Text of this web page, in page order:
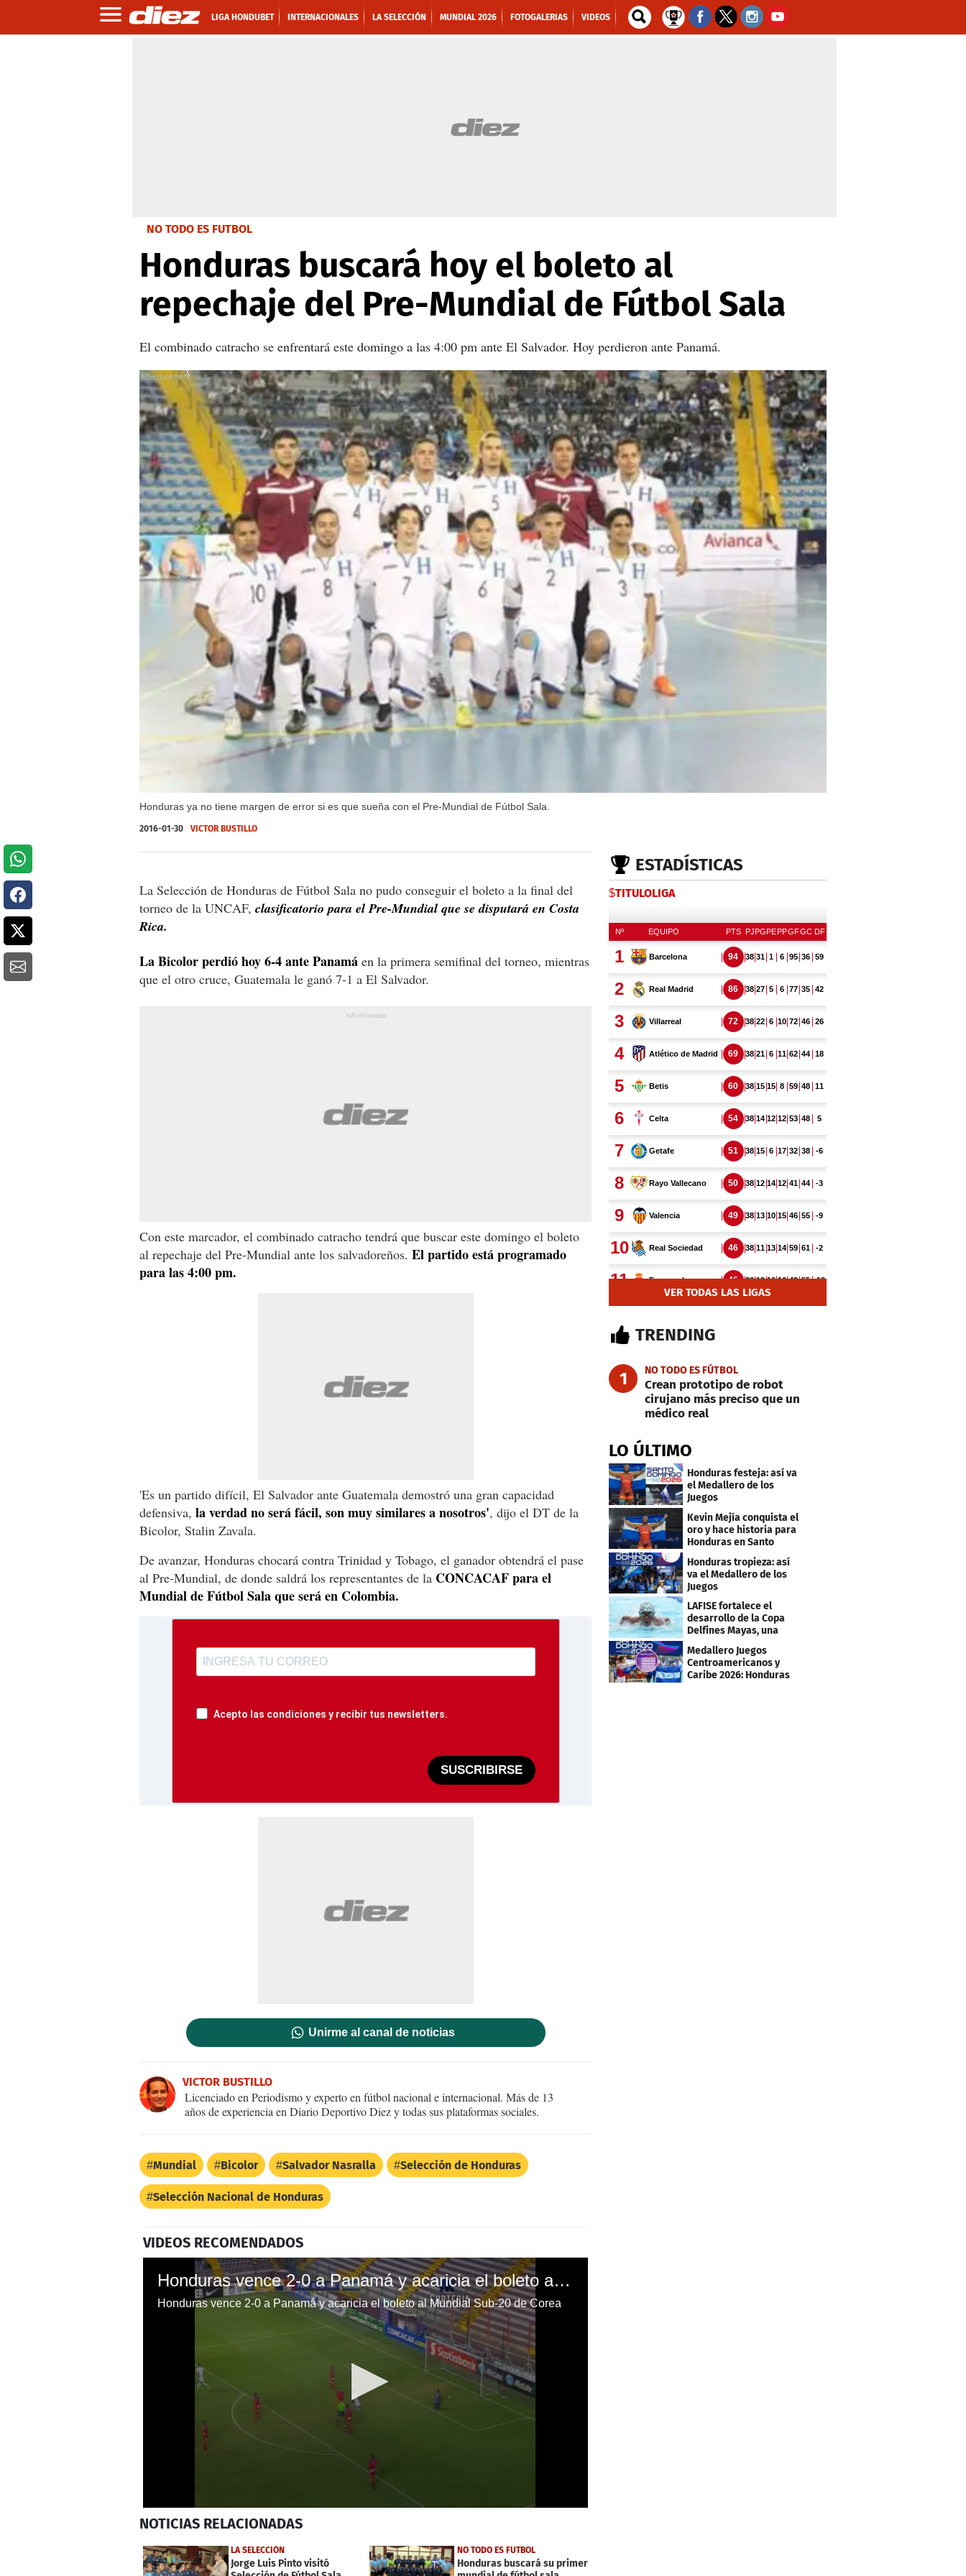
LIGA HONDUBET INTERNACIONALES LA SELECCIÓN MUNDIAL 2026 FOTOGALERIAS VIDEOS
NO TODO ES FUTBOL
Honduras buscará hoy el boleto al
repechaje del Pre-Mundial de Fútbol Sala
El combinado catracho se enfrentará este domingo a las 4:00 pm ante El Salvador. Hoy perdieron ante Panamá.
Honduras ya no tiene margen de error si es que sueña con el Pre-Mundial de Fútbol Sala.
X
2016-01-30 VICTOR BUSTILLO
La Selección de Honduras de Fútbol Sala no pudo conseguir el boleto a la final del
torneo de la UNCAF, clasificatorio para el Pre-Mundial que se disputará en Costa
Rica.
La Bicolor perdió hoy 6-4 ante Panamá en la primera semifinal del torneo, mientras
que el otro cruce, Guatemala le ganó 7-1 a El Salvador.
Con este marcador, el combinado catracho tendrá que buscar este domingo el boleto
al repechaje del Pre-Mundial ante los salvadoreños. El partido está programado
para las 4:00 pm.
'Es un partido difícil, El Salvador ante Guatemala demostró una gran capacidad
defensiva, la verdad no será fácil, son muy similares a nosotros', dijo el DT de la
Bicolor, Stalin Zavala.
De avanzar, Honduras chocará contra Trinidad y Tobago, el ganador obtendrá el pase
al Pre-Mundial, de donde saldrá los representantes de la CONCACAF para el
Mundial de Fútbol Sala que será en Colombia.
Acepto las condiciones y recibir tus newsletters.
SUSCRIBIRSE
Unirme al canal de noticias
VICTOR BUSTILLO
Licenciado en Periodismo y experto en fútbol nacional e internacional. Más de 13
años de experiencia en Diario Deportivo Diez y todas sus plataformas sociales.
Mundial Bicolor Salvador Nasralla Selección de Honduras
Selección Nacional de Honduras
VIDEOS RECOMENDADOS
Honduras vence 2-0 a Panamá y acaricia el boleto al Mundial Sub-20 de Corea
Honduras vence 2-0 a Panamá y acaricia el boleto al Mundial Sub-20 de Corea
seconds
1
minute,
14
NOTICIAS RELACIONADAS
LA SELECCIÓN
Jorge Luis Pinto visitó
NO TODO ES FUTBOL
Honduras buscará su primer
ESTADÍSTICAS
$TITULOLIGA
VER TODAS LAS LIGAS
TRENDING
1 NO TODO ES FÚTBOL
Crean prototipo de robot
cirujano más preciso que un
médico real
LO ÚLTIMO
Honduras festeja: así va
el Medallero de los
Juegos
Centroamericanos y
Caribe 2026
Kevin Mejía conquista el
oro y hace historia para
Honduras en Santo
Honduras tropieza: así
va el Medallero de los
Juegos
Centroamericanos y
Caribe 2026
LAFISE fortalece el
desarrollo de la Copa
Delfines Mayas, una
fiesta para la natación
Medallero Juegos
Centroamericanos y
Caribe 2026: Honduras